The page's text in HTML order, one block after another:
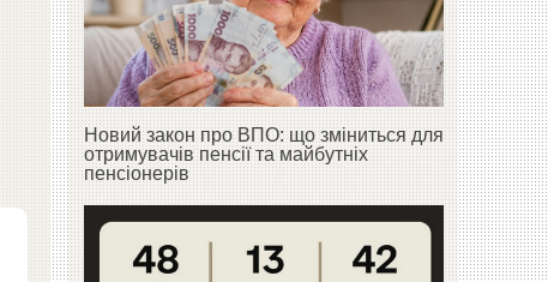
Новий закон про ВПО: що зміниться для
отримувачів пенсії та майбутніх
пенсіонерів